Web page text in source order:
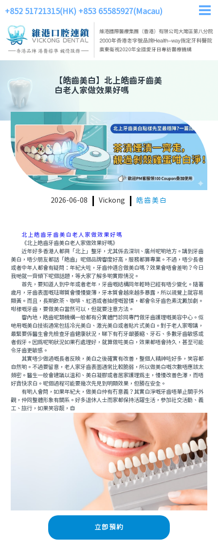
+852 51721315(HK) +853 65585927(Macau)
【皓齒美白】 北上皓齒牙齒美
白老人家做效果好嗎
2026-06-08 Vickong 皓齒美白
北上皓齒牙齒美白老人家做效果好嗎
《北上皓齒牙齒美白老人家做效果好嗎》
近年好多香港人都興「北上」整牙，尤其係去深圳、廣州呢啲地方。講到牙齒
美白，唔少朋友都話「皓齒」呢個品牌響度好高，服務都算專業。不過，唔少長者
或者中年人都會有疑問：年紀大咗，牙齒仲適合做美白嗎？效果會唔會差啲？今日
我哋就一齊傾下呢個話題，等大家了解多啲實際情況。
首先，要知道人到中年或者老年，牙齒嘅結構同年輕時已經有唔少變化。隨著
歲月，牙齒表面嘅琺瑯質會慢慢變薄，牙本質會越來越多暴露，所以視覺上就容易
顯黃。而且，長期飲茶、咖啡、紅酒或者抽煙嘅習慣，都會令牙齒色素沈澱加劇。
咁樣嘅牙齒，要做美白當然可以，但就要注意方法。
響內地，皓齒呢類機構一般都有分實體門診同專門做牙齒護理嘅美容中心。佢
哋用嘅美白技術通常包括冷光美白、激光美白或者貼片式美白。對于老人家嚟講，
最緊要係醫生會先檢查牙齒健康狀況，睇下有冇牙龈萎縮、牙石、多數牙齒敏感或
者假牙。因爲呢啲狀況如果冇處理好，就算做咗美白，效果都唔會持久，甚至可能
令牙齒更敏感。
其實唔少做過嘅長者反映，美白之後確實有改善，整個人精神咗好多，笑容都
自然啲。不過要留意，老人家牙齒表面通常比較脆弱，所以做美白嘅次數唔應該太
頻密。醫生一般會建議以溫和、美白凝膠或者居家護理爲主，慢慢改善色澤，而唔
好貪快求白。呢個過程可能要幾次先見到明顯效果，但勝在安全。
有啲人會問，如果年紀大，做美白仲有冇意義？其實白淨嘅牙齒唔單止關乎外
觀，仲同整體形象有關系。好多退休人士而家都保持活躍生活，參加社交活動、義
工、旅行，如果笑容靓，自
立即預約